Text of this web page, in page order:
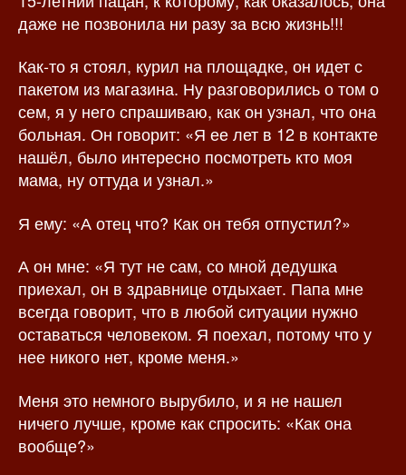
даже не позвонила ни разу за всю жизнь!!!
Как-то я стоял, курил на площадке, он идет с
пакетом из магазина. Ну разговорились о том о
сем, я у него спрашиваю, как он узнал, что она
больная. Он говорит: «Я ее лет в 12 в контакте
нашёл, было интересно посмотреть кто моя
мама, ну оттуда и узнал.»
Я ему: «А отец что? Как он тебя отпустил?»
А он мне: «Я тут не сам, со мной дедушка
приехал, он в здравнице отдыхает. Папа мне
всегда говорит, что в любой ситуации нужно
оставаться человеком. Я поехал, потому что у
нее никого нет, кроме меня.»
Меня это немного вырубило, и я не нашел
ничего лучше, кроме как спросить: «Как она
вообще?»